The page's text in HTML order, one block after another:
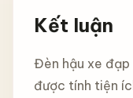
Kết luận
Đèn hậu xe đạp
được tính tiện